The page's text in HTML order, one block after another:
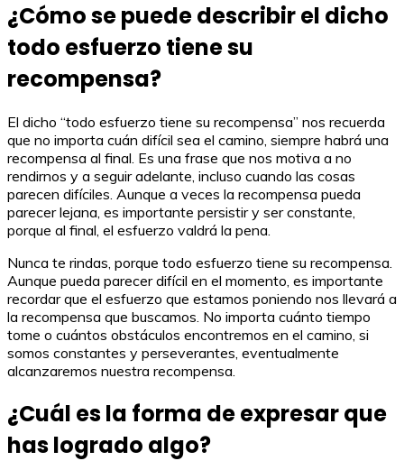
¿Cómo se puede describir el dicho
todo esfuerzo tiene su
recompensa?
El dicho “todo esfuerzo tiene su recompensa” nos recuerda
que no importa cuán difícil sea el camino, siempre habrá una
recompensa al final. Es una frase que nos motiva a no
rendirnos y a seguir adelante, incluso cuando las cosas
parecen difíciles. Aunque a veces la recompensa pueda
parecer lejana, es importante persistir y ser constante,
porque al final, el esfuerzo valdrá la pena.
Nunca te rindas, porque todo esfuerzo tiene su recompensa.
Aunque pueda parecer difícil en el momento, es importante
recordar que el esfuerzo que estamos poniendo nos llevará a
la recompensa que buscamos. No importa cuánto tiempo
tome o cuántos obstáculos encontremos en el camino, si
somos constantes y perseverantes, eventualmente
alcanzaremos nuestra recompensa.
¿Cuál es la forma de expresar que
has logrado algo?